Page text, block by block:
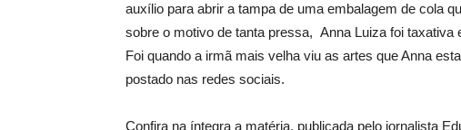
auxílio para abrir a tampa de uma embalagem de cola
sobre o motivo de tanta pressa, Anna Luiza foi taxativa
Foi quando a irmã mais velha viu as artes que Anna
postado nas redes sociais.
Confira na íntegra a matéria, publicada pelo jornalista